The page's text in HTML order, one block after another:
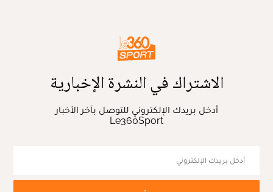
الاشتراك في النشرة الإخبارية
أدخل بريدك الإلكتروني للتوصل بآخر الأخبار
Le360Sport